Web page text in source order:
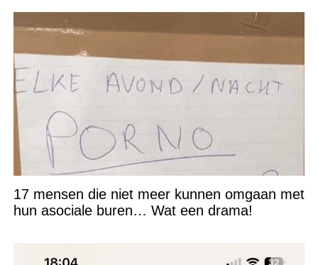
17 mensen die niet meer kunnen omgaan met
hun asociale buren… Wat een drama!